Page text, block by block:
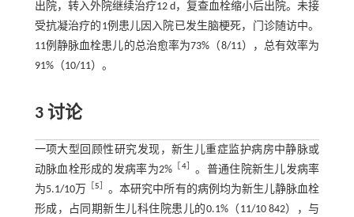
出院，转入外院继续治疗12 d，复查血栓缩小后出院。未接
受抗凝治疗的1例患儿因入院已发生脑梗死，门诊随访中。
11例静脉血栓患儿的总治愈率为73%（8/11），总有效率为
91%（10/11）。
3 讨论
一项大型回顾性研究发现，新生儿重症监护病房中静脉或
动脉血栓形成的发病率为2%
4］ 。普通住院新生儿发病率
为5.1/10万［ 5
。本研究中所有的病例均为新生儿静脉血栓
形成，占同期新生儿科住院患儿的0.1%（11/10 842），与